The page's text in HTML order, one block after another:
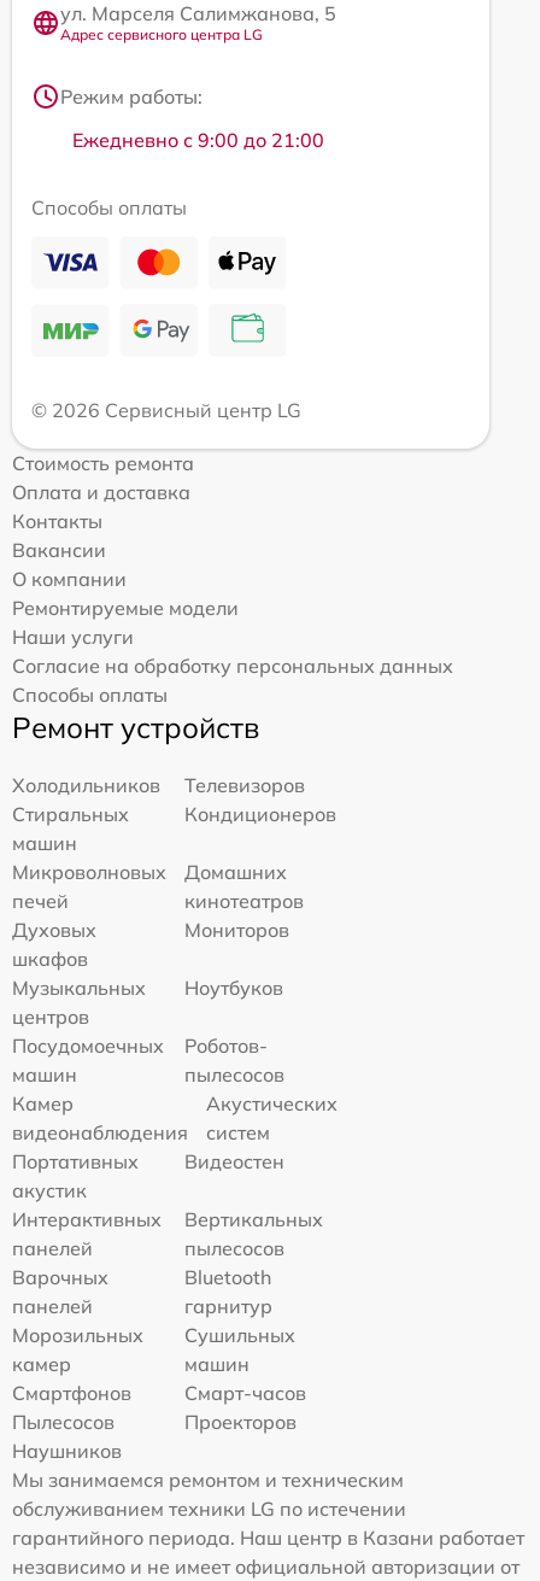
ул. Марселя Салимжанова, 5
Адрес сервисного центра LG
Режим работы:
Ежедневно с 9:00 до 21:00
Способы оплаты
© 2026 Сервисный центр LG
Стоимость ремонта
Оплата и доставка
Контакты
Вакансии
О компании
Ремонтируемые модели
Наши услуги
Согласие на обработку персональных данных
Способы оплаты
Ремонт устройств
Холодильников
Телевизоров
Стиральных
машин
Кондиционеров
Микроволновых
печей
Домашних
кинотеатров
Духовых
шкафов
Мониторов
Музыкальных
центров
Ноутбуков
Посудомоечных
машин
Роботов-
пылесосов
Камер
видеонаблюдения
Акустических
систем
Портативных
акустик
Видеостен
Интерактивных
панелей
Вертикальных
пылесосов
Варочных
панелей
Bluetooth
гарнитур
Морозильных
камер
Сушильных
машин
Смартфонов
Смарт-часов
Пылесосов
Проекторов
Наушников
Мы занимаемся ремонтом и техническим
обслуживанием техники LG по истечении
гарантийного периода. Наш центр в Казани работает
независимо и не имеет официальной авторизации от